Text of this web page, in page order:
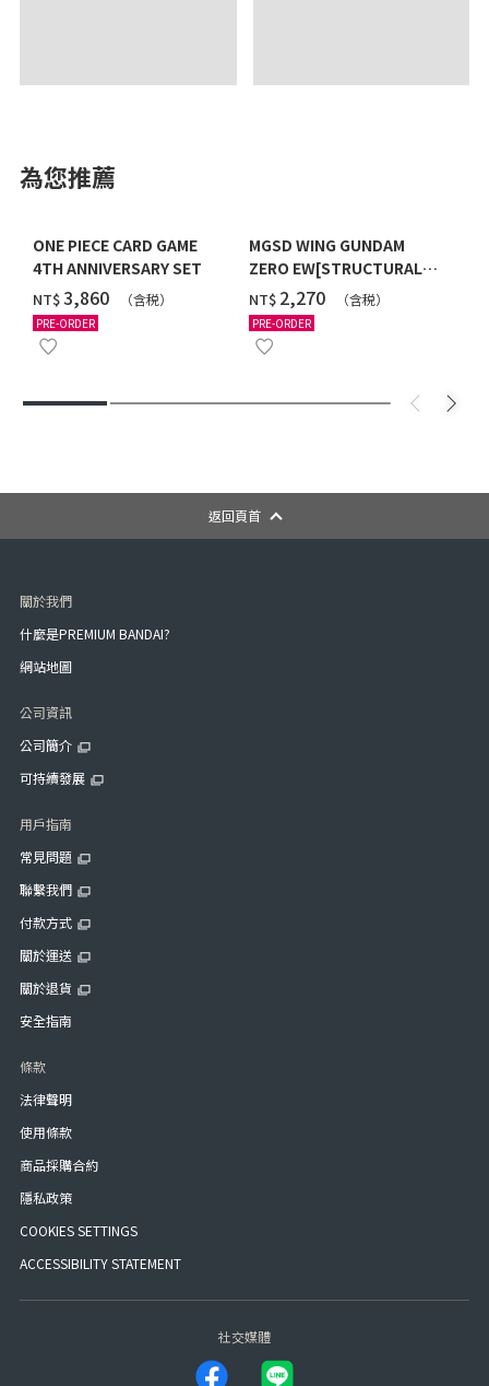
為您推薦
ONE PIECE CARD GAME
4TH ANNIVERSARY SET
NT$‌3,860 （含税）
PRE-ORDER
MGSD WING GUNDAM
ZERO EW[STRUCTURAL
COATING/BLACK] [2026年
12月發送]
NT$ ‌2,270 （含税）
PRE-ORDER
返回頁首
關於我們
什麼是PREMIUM BANDAI?
網站地圖
公司資訊
公司簡介
可持續發展
用戶指南
常見問題
聯繫我們
付款方式
關於運送
關於退貨
安全指南
條款
法律聲明
使用條款
商品採購合約
隱私政策
COOKIES SETTINGS
ACCESSIBILITY STATEMENT
社交媒體